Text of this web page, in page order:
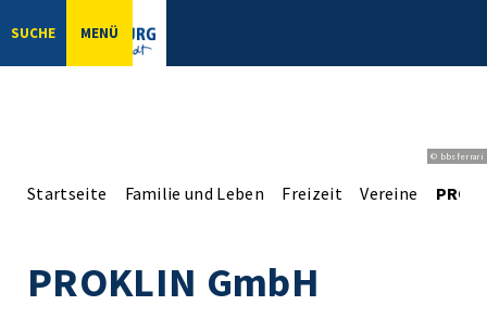
SUCHE MENÜ
© bbsferrari
Startseite Familie und Leben Freizeit Vereine
PROKLIN GmbH